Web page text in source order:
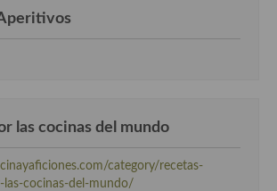
las cocinas del mundo
category/recetas-
cocinas-del-mundo/